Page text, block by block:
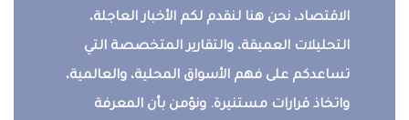
الاقتصاد، نحن هنا لنقدم لكم الأخبار العاجلة،
التحليلات العميقة، والتقارير المتخصصة التي
تساعدكم على فهم الأسواق المحلية، والعالمية،
واتخاذ قرارات مستنيرة. ونؤمن بأن المعرفة